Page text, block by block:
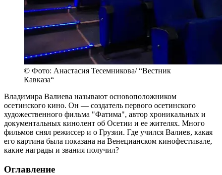
© Фото: Анастасия Тесемникова/ “Вестник
Кавказа“
Владимира Валиева называют основоположником
осетинского кино. Он — создатель первого осетинского
художественного фильма "Фатима", автор хроникальных и
документальных кинолент об Осетии и ее жителях. Много
фильмов снял режиссер и о Грузии. Где учился Валиев, какая
его картина была показана на Венецианском кинофестивале,
какие награды и звания получил?
Оглавление